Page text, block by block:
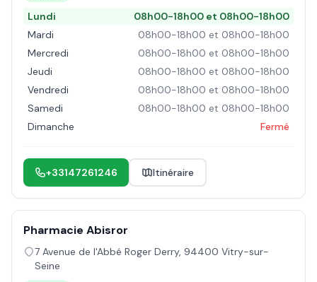
Lundi
08h00-18h00 et 08h00-18h00
Mardi
08h00-18h00 et 08h00-18h00
Mercredi
08h00-18h00 et 08h00-18h00
Jeudi
08h00-18h00 et 08h00-18h00
Vendredi
08h00-18h00 et 08h00-18h00
Samedi
08h00-18h00 et 08h00-18h00
Dimanche
Fermé
+33147261246 Itinéraire
Pharmacie Abisror
7 Avenue de l'Abbé Roger Derry, 94400 Vitry-sur-
Seine